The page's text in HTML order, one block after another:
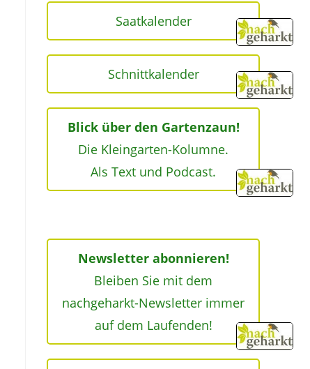
Saatkalender
Schnittkalender
Blick über den Gartenzaun!
Die Kleingarten-Kolumne.
Als Text und Podcast.
Newsletter abonnieren!
Bleiben Sie mit dem
nachgeharkt-Newsletter immer
auf dem Laufenden!